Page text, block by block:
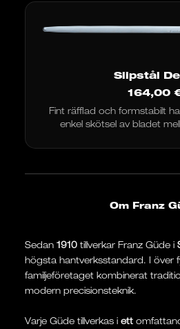
Slipstål
164,00
Fint räfflad och formstabilt
enkel skötsel av bladet
Om Franz
Sedan 1910 tillverkar Franz Güde i
högsta hantverksstandard. I över
familjeföretaget kombinerat
modern precisionsteknik.
Varje Güde tillverkas i ett